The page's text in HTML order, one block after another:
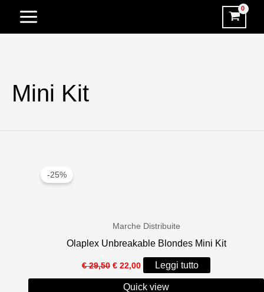
Mini Kit
-25%
Marche Distribuite
Olaplex Unbreakable Blondes Mini Kit
€29,50 Il
prezzo
originale
€ 22,00 Il
prezzo
attuale
Leggi tutto
Quick view